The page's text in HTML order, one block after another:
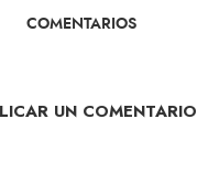
COMENTARIOS
UN COMENTARIO